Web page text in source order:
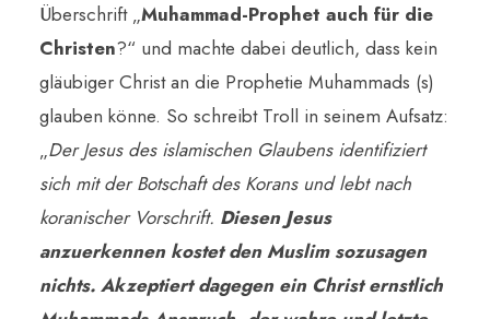
Überschrift „Muhammad-Prophet auch für die
Christen?“ und machte dabei deutlich, dass kein
gläubiger Christ an die Prophetie Muhammads (s)
glauben könne. So schreibt Troll in seinem Aufsatz:
„Der Jesus des islamischen Glaubens identifiziert
sich mit der Botschaft des Korans und lebt nach
koranischer Vorschrift. Diesen Jesus
anzuerkennen kostet den Muslim sozusagen
nichts. Akzeptiert dagegen ein Christ ernstlich